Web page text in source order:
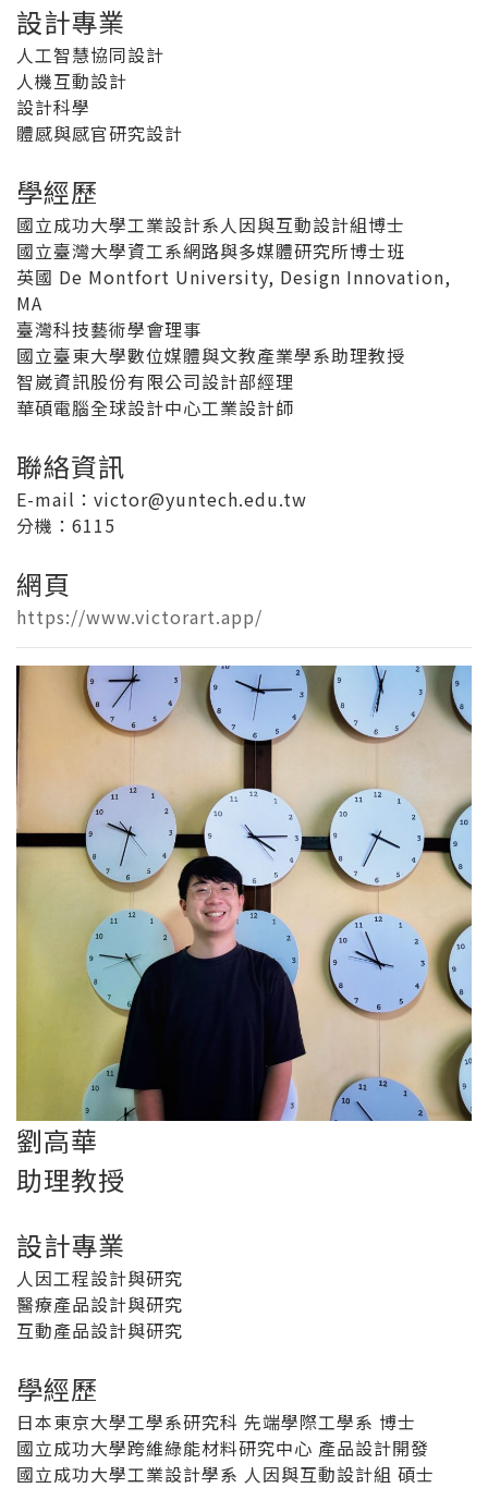
設計專業
人工智慧協同設計
人機互動設計
設計科學
體感與感官研究設計
學經歷
國立成功大學工業設計系人因與互動設計組博士
國立臺灣大學資工系網路與多媒體研究所博士班
英國 De Montfort University, Design Innovation,
MA
臺灣科技藝術學會理事
國立臺東大學數位媒體與文教產業學系助理教授
智崴資訊股份有限公司設計部經理
華碩電腦全球設計中心工業設計師
聯絡資訊
E-mail：victor@yuntech.edu.tw
分機 ：6115
網頁
https://www.victorart.app/
劉高華
助理教授
設計專業
人因工程設計與研究
醫療產品設計與研究
互動產品設計與研究
學經歷
日本東京大學工學系研究科 先端學際工學系 博士
國立成功大學跨維綠能材料研究中心 產品設計開發
國立成功大學工業設計學系 人因與互動設計組 碩士